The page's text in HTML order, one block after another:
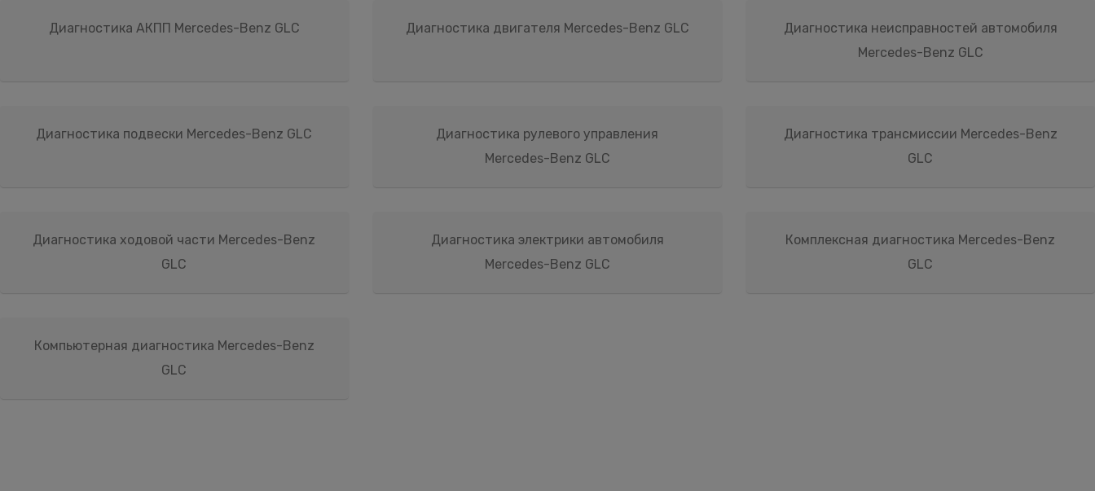
Диагностика АКПП Mercedes-Benz GLC Диагностика двигателя Mercedes-Benz GLC
Диагностика неисправностей автомобиля
Mercedes-Benz GLC
Диагностика подвески Mercedes-Benz GLC
Диагностика рулевого управления
Mercedes-Benz GLC
Диагностика трансмиссии Mercedes-Benz
GLC
Диагностика ходовой части Mercedes-Benz
GLC
Диагностика электрики автомобиля
Mercedes-Benz GLC
Комплексная диагностика Mercedes-Benz
GLC
Компьютерная диагностика Mercedes-Benz
GLC